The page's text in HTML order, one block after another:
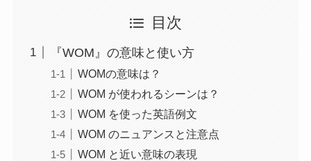
目次
『WOM』の意味と使い方
WOMの意味は？
WOM が使われるシーンは？
WOM を使った英語例文
WOM のニュアンスと注意点
WOM と近い意味の表現